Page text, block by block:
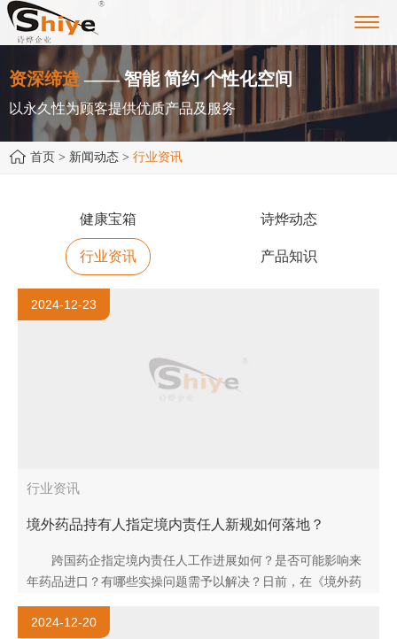
资深缔造 —— 智能 简约 个性化空间
以永久性为顾客提供优质产品及服务
首页 > 新闻动态 > 行业资讯
健康宝箱 诗烨动态
行业资讯 产品知识
2024-12-23
行业资讯
境外药品持有人指定境内责任人新规如何落地？
跨国药企指定境内责任人工作进展如何？是否可能影响来
年药品进口？有哪些实操问题需予以解决？日前，在《境外药
品上市许可持有人指定境内责任人管理暂行规定》（以下简称..
2024-12-20